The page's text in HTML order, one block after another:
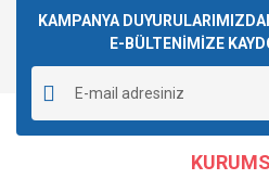
KAMPANYA
E-BÜLTENİMİZE